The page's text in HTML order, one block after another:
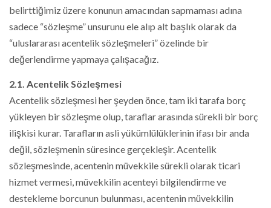
belirttiğimiz üzere konunun amacından sapmaması adına
sadece “sözleşme” unsurunu ele alıp alt başlık olarak da
“uluslararası acentelik sözleşmeleri” özelinde bir
değerlendirme yapmaya çalışacağız.
2.1. Acentelik Sözleşmesi
Acentelik sözleşmesi her şeyden önce, tam iki tarafa borç
yükleyen bir sözleşme olup, taraflar arasında sürekli bir borç
ilişkisi kurar. Tarafların asli yükümlülüklerinin ifası bir anda
değil, sözleşmenin süresince gerçekleşir. Acentelik
sözleşmesinde, acentenin müvekkile sürekli olarak ticari
hizmet vermesi, müvekkilin acenteyi bilgilendirme ve
destekleme borcunun bulunması, acentenin müvekkilin